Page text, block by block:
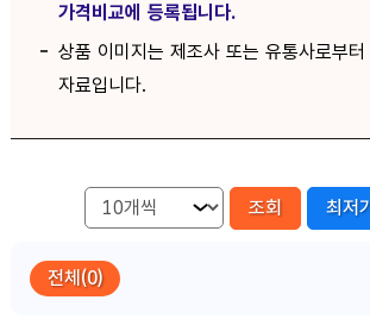
가격비교에 등록됩니다.
상품 이미지는 제조사 또는 유통사로부터
자료입니다.
조회 최저
전체(0)